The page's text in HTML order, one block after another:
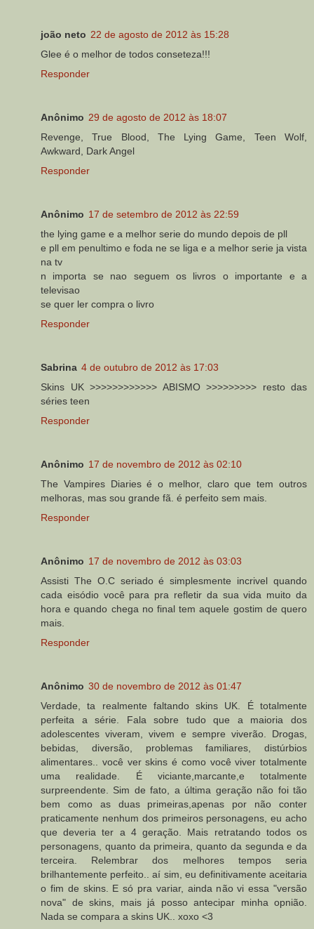
joão neto 22 de agosto de 2012 às 15:28
Glee é o melhor de todos conseteza!!!
Responder
Anônimo 29 de agosto de 2012 às 18:07
Revenge, True Blood, The Lying Game, Teen Wolf,
Awkward, Dark Angel
Responder
Anônimo 17 de setembro de 2012 às 22:59
the lying game e a melhor serie do mundo depois de pll
e pll em penultimo e foda ne se liga e a melhor serie ja vista
na tv
n importa se nao seguem os livros o importante e a
televisao
se quer ler compra o livro
Responder
Sabrina 4 de outubro de 2012 às 17:03
Skins UK >>>>>>>>>>>> ABISMO >>>>>>>>> resto das
séries teen
Responder
Anônimo 17 de novembro de 2012 às 02:10
The Vampires Diaries é o melhor, claro que tem outros
melhoras, mas sou grande fã. é perfeito sem mais.
Responder
Anônimo 17 de novembro de 2012 às 03:03
Assisti The O.C seriado é simplesmente incrivel quando
cada eisódio você para pra refletir da sua vida muito da
hora e quando chega no final tem aquele gostim de quero
mais.
Responder
Anônimo 30 de novembro de 2012 às 01:47
Verdade, ta realmente faltando skins UK. É totalmente
perfeita a série. Fala sobre tudo que a maioria dos
adolescentes viveram, vivem e sempre viverão. Drogas,
bebidas, diversão, problemas familiares, distúrbios
alimentares.. você ver skins é como você viver totalmente
uma realidade. É viciante,marcante,e totalmente
surpreendente. Sim de fato, a última geração não foi tão
bem como as duas primeiras,apenas por não conter
praticamente nenhum dos primeiros personagens, eu acho
que deveria ter a 4 geração. Mais retratando todos os
personagens, quanto da primeira, quanto da segunda e da
terceira. Relembrar dos melhores tempos seria
brilhantemente perfeito.. aí sim, eu definitivamente aceitaria
o fim de skins. E só pra variar, ainda não vi essa "versão
nova" de skins, mais já posso antecipar minha opnião.
Nada se compara a skins UK.. xoxo <3